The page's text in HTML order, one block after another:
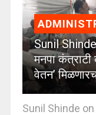
Sunil
मनपा कंत्राटी
वेतन’
Sunil Shinde